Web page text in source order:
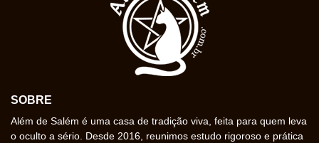
SOBRE
Além de Salém é uma casa de tradição viva, feita para quem leva
o oculto a sério. Desde 2016, reunimos estudo rigoroso e prática